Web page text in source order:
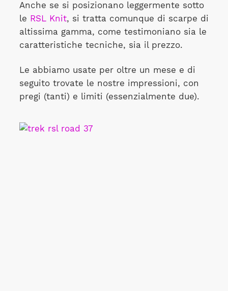
Anche se si posizionano leggermente sotto
le RSL Knit, si tratta comunque di scarpe di
altissima gamma, come testimoniano sia le
caratteristiche tecniche, sia il prezzo.
Le abbiamo usate per oltre un mese e di
seguito trovate le nostre impressioni, con
pregi (tanti) e limiti (essenzialmente due).